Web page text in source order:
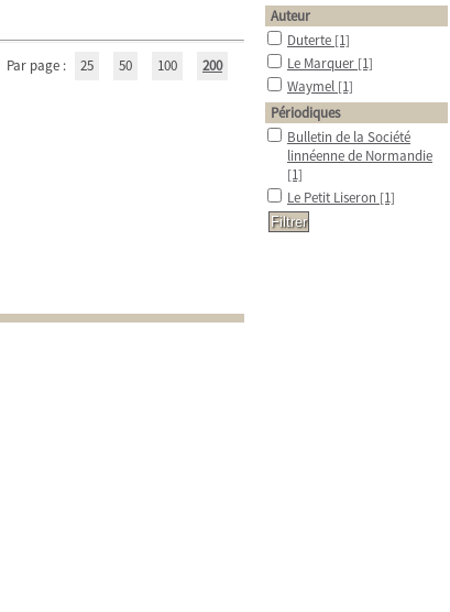
Par page : 25 50 100 200
Auteur
Duterte [1]
Le Marquer [1]
Waymel [1]
Périodiques
Bulletin de la Société
linnéenne de Normandie
[1]
Le Petit Liseron [1]